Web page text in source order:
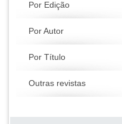
Por Edição
Por Autor
Por Título
Outras revistas